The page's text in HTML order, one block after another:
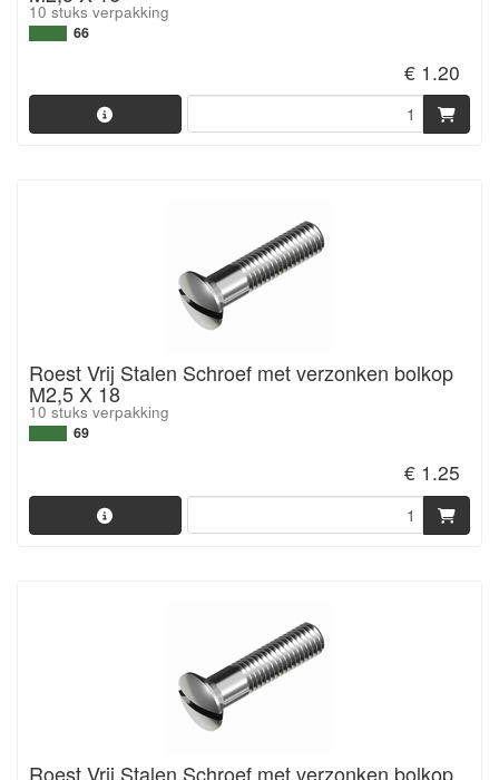
10 stuks verpakking
66
€ 1.20
Roest Vrij Stalen Schroef met verzonken bolkop
M2,5 X 18
10 stuks verpakking
69
€ 1.25
Roest Vrij Stalen Schroef met verzonken bolkop